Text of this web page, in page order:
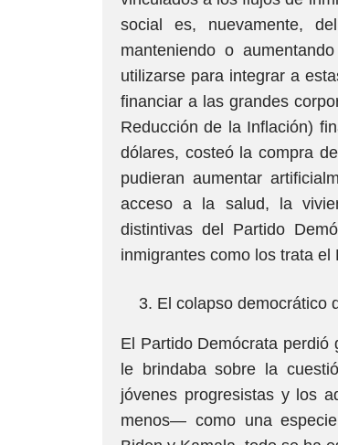
social es, nuevamente,
manteniendo o
utilizarse para integrar a
financiar a las grandes
Reducción de la Inflación)
dólares, costeó la compra
pudieran aumentar
acceso a la salud, la
distintivas del Partido
inmigrantes como los trata
El colapso democrático
El Partido Demócrata
le brindaba sobre la
jóvenes progresistas y los
menos— como una